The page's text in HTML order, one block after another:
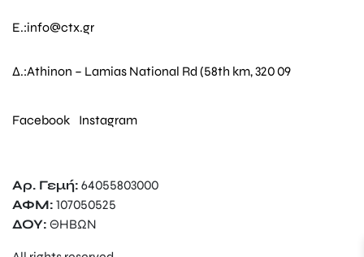
E.:info@ctx.gr
Δ.:Athinon – Lamias National Rd (58th km, 320 09
Facebook Instagram
Αρ. Γεμή: 64055803000
ΑΦΜ: 107050525
ΔΟΥ: ΘΗΒΩΝ